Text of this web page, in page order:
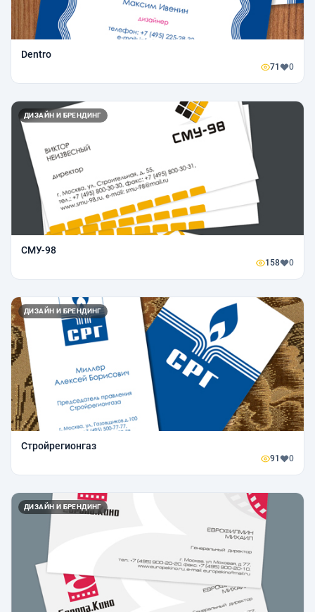
Dentro
71 0
ДИЗАЙН И БРЕНДИНГ
СМУ-98
158 0
ДИЗАЙН И БРЕНДИНГ
Стройрегионгаз
91 0
ДИЗАЙН И БРЕНДИНГ